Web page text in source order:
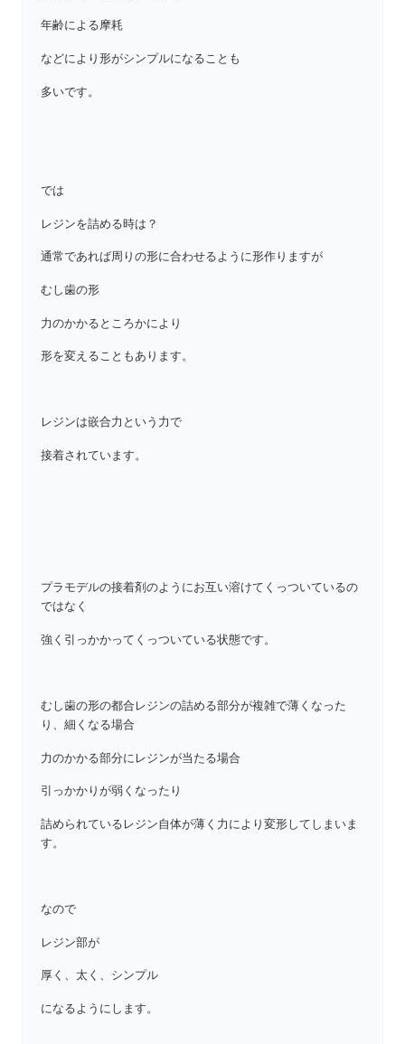
年齢による摩耗
などにより形がシンプルになることも
多いです。
では
レジンを詰める時は？
通常であれば周りの形に合わせるように形作りますが
むし歯の形
力のかかるところかにより
形を変えることもあります。
レジンは嵌合力という力で
接着されています。
プラモデルの接着剤のようにお互い溶けてくっついているの
ではなく
強く引っかかってくっついている状態です。
むし歯の形の都合レジンの詰める部分が複雑で薄くなった
り、細くなる場合
力のかかる部分にレジンが当たる場合
引っかかりが弱くなったり
詰められているレジン自体が薄く力により変形してしまいま
す。
なので
レジン部が
厚く、太く、シンプル
になるようにします。